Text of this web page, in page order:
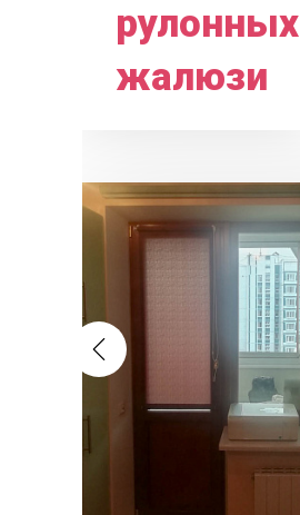
рулонных
жалюзи